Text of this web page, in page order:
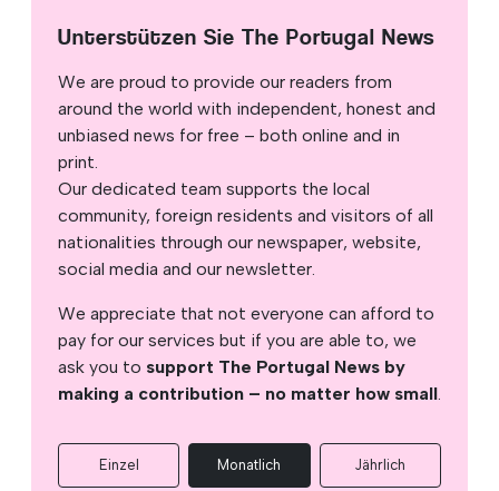
Unterstützen Sie The Portugal News
We are proud to provide our readers from
around the world with independent, honest and
unbiased news for free – both online and in
print.
Our dedicated team supports the local
community, foreign residents and visitors of all
nationalities through our newspaper, website,
social media and our newsletter.
We appreciate that not everyone can afford to
pay for our services but if you are able to, we
ask you to support The Portugal News by
making a contribution – no matter how small.
Einzel Monatlich Jährlich